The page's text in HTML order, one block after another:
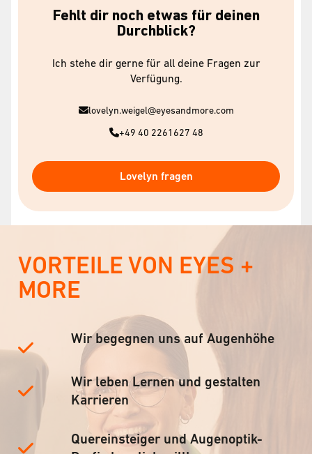
Fehlt dir noch etwas für deinen
Durchblick?
Ich stehe dir gerne für all deine Fragen zur
Verfügung.
lovelyn.weigel@eyesandmore.com
+49 40 2261627 48
Lovelyn fragen
VORTEILE VON EYES +
MORE
Wir begegnen uns auf Augenhöhe
Wir leben Lernen und gestalten
Karrieren
Quereinsteiger und Augenoptik-